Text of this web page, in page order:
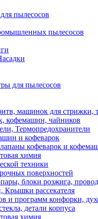
пылесосов
пылесосов
для пылесосов
машинок для стрижки,
кофемашин, чайников
Термопредохранители
и кофеварок
кофеварок и
химия
техники
поверхностей
блоки розжига,
Крышки рассекателя
и программ конфорки,
детали корпуса
химия